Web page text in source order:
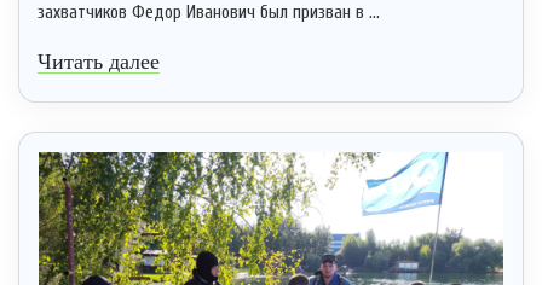
захватчиков Федор Иванович был призван в ...
Читать далее